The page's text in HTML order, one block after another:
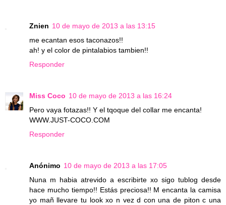
Znien 10 de mayo de 2013 a las 13:15
me ecantan esos taconazos!!
ah! y el color de pintalabios tambien!!
Responder
Miss Coco 10 de mayo de 2013 a las 16:24
Pero vaya fotazas!! Y el tqoque del collar me encanta!
WWW.JUST-COCO.COM
Responder
Anónimo 10 de mayo de 2013 a las 17:05
Nuna m habia atrevido a escribirte xo sigo tublog desde
hace mucho tiempo!! Estás preciosa!! M encanta la camisa
yo mañ llevare tu look xo n vez d con una de piton c una